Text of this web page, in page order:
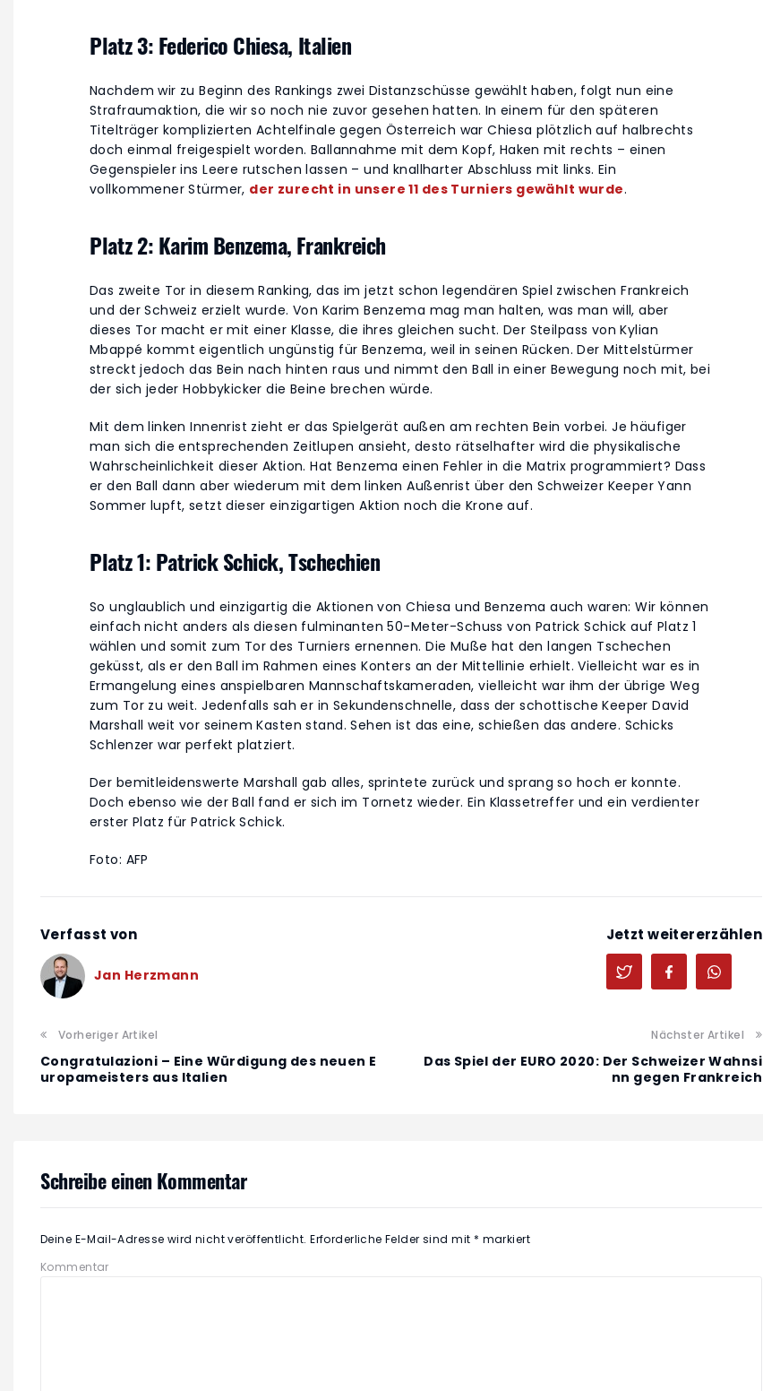
Platz 3: Federico Chiesa, Italien
Nachdem wir zu Beginn des Rankings zwei Distanzschüsse gewählt haben, folgt nun eine
Strafraumaktion, die wir so noch nie zuvor gesehen hatten. In einem für den späteren
Titelträger komplizierten Achtelfinale gegen Österreich war Chiesa plötzlich auf halbrechts
doch einmal freigespielt worden. Ballannahme mit dem Kopf, Haken mit rechts – einen
Gegenspieler ins Leere rutschen lassen – und knallharter Abschluss mit links. Ein
vollkommener Stürmer, der zurecht in unsere 11 des Turniers gewählt wurde.
Platz 2: Karim Benzema, Frankreich
Das zweite Tor in diesem Ranking, das im jetzt schon legendären Spiel zwischen Frankreich
und der Schweiz erzielt wurde. Von Karim Benzema mag man halten, was man will, aber
dieses Tor macht er mit einer Klasse, die ihres gleichen sucht. Der Steilpass von Kylian
Mbappé kommt eigentlich ungünstig für Benzema, weil in seinen Rücken. Der Mittelstürmer
streckt jedoch das Bein nach hinten raus und nimmt den Ball in einer Bewegung noch mit, bei
der sich jeder Hobbykicker die Beine brechen würde.
Mit dem linken Innenrist zieht er das Spielgerät außen am rechten Bein vorbei. Je häufiger
man sich die entsprechenden Zeitlupen ansieht, desto rätselhafter wird die physikalische
Wahrscheinlichkeit dieser Aktion. Hat Benzema einen Fehler in die Matrix programmiert? Dass
er den Ball dann aber wiederum mit dem linken Außenrist über den Schweizer Keeper Yann
Sommer lupft, setzt dieser einzigartigen Aktion noch die Krone auf.
Platz 1: Patrick Schick, Tschechien
So unglaublich und einzigartig die Aktionen von Chiesa und Benzema auch waren: Wir können
einfach nicht anders als diesen fulminanten 50-Meter-Schuss von Patrick Schick auf Platz 1
wählen und somit zum Tor des Turniers ernennen. Die Muße hat den langen Tschechen
geküsst, als er den Ball im Rahmen eines Konters an der Mittellinie erhielt. Vielleicht war es in
Ermangelung eines anspielbaren Mannschaftskameraden, vielleicht war ihm der übrige Weg
zum Tor zu weit. Jedenfalls sah er in Sekundenschnelle, dass der schottische Keeper David
Marshall weit vor seinem Kasten stand. Sehen ist das eine, schießen das andere. Schicks
Schlenzer war perfekt platziert.
Der bemitleidenswerte Marshall gab alles, sprintete zurück und sprang so hoch er konnte.
Doch ebenso wie der Ball fand er sich im Tornetz wieder. Ein Klassetreffer und ein verdienter
erster Platz für Patrick Schick.
Foto: AFP
Verfasst von
Jan Herzmann
Jetzt weitererzählen
Vorheriger Artikel
Congratulazioni – Eine Würdigung des neuen E
uropameisters aus Italien
Nächster Artikel
Das Spiel der EURO 2020: Der Schweizer Wahnsi
nn gegen Frankreich
Schreibe einen Kommentar
Deine E-Mail-Adresse wird nicht veröffentlicht. Erforderliche Felder sind mit * markiert
Kommentar